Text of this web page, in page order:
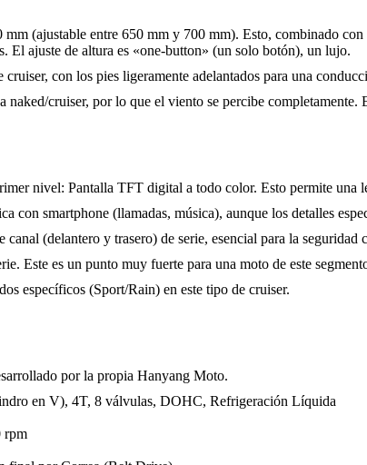
(ajustable entre 650 mm y 700 mm). Esto, combinado
El ajuste de altura es «one-button» (un solo botón), un lujo.
cruiser, con los pies ligeramente adelantados para una
naked/cruiser, por lo que el viento se percibe
nivel: Pantalla TFT digital a todo color. Esto permite una
con smartphone (llamadas, música), aunque los detalles
canal (delantero y trasero) de serie, esencial para la seguridad
Este es un punto muy fuerte para una moto de este
específicos (Sport/Rain) en este tipo de cruiser.
por la propia Hanyang Moto.
en V), 4T, 8 válvulas, DOHC, Refrigeración Líquida
rpm